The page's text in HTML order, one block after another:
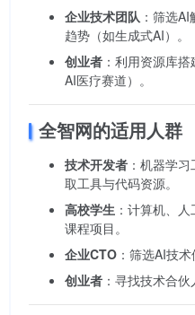
企业技术团队 ：筛选
趋势（如生成式AI）。
创业者 ：利用资源库
AI医疗赛道）。
全智网的适用人群
技术开发者 ：机器学
取工具与代码资源。
高校学生 ：计算机、
课程项目。
企业CTO ：筛选AI技
创业者 ：寻找技术合